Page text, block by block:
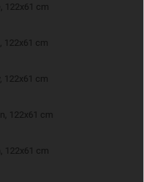
122x61 cm
122x61 cm
122x61 cm
122x61 cm
122x61 cm